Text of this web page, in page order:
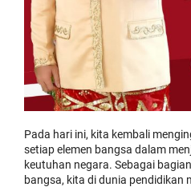
Pada hari ini, kita kembali
setiap elemen bangsa dalam
keutuhan negara. Sebagai
bangsa, kita di dunia pendidikan